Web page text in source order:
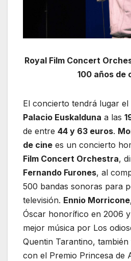
Royal Film Concert
100 años de
El concierto tendrá lugar el
Palacio Euskalduna a las
de entre 44 y 63 euros.
de cine es un concierto
Film Concert Orchestra,
Fernando Furones, al
500 bandas sonoras para
televisión. Ennio
Óscar honorífico en 2006
mejor música por Los
Quentin Tarantino,
con el Premio Princesa de